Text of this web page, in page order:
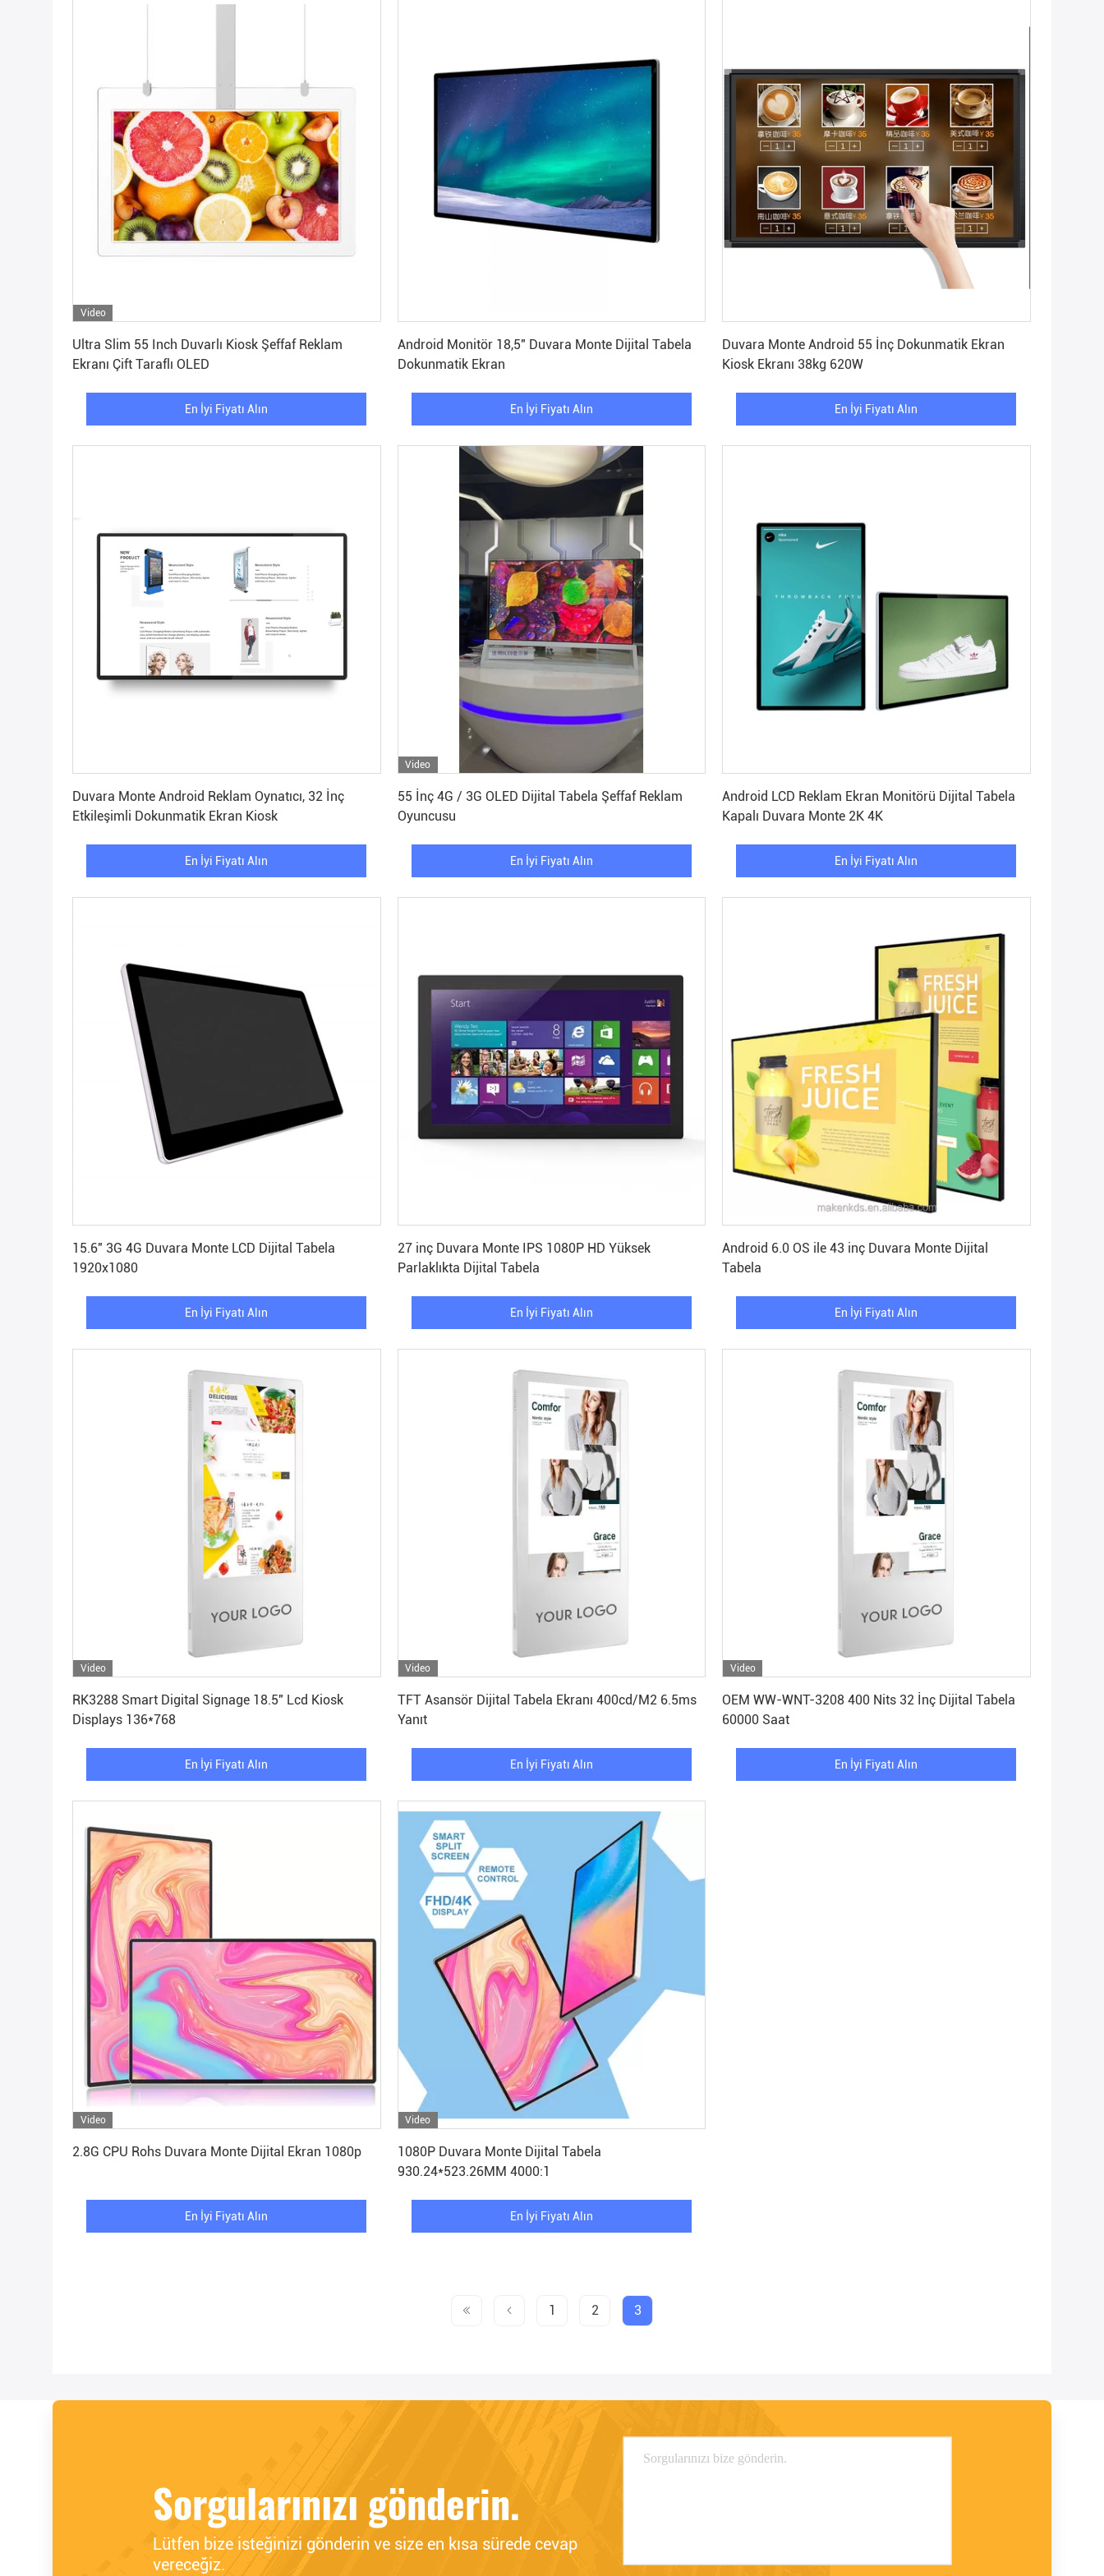
Video
Ultra Slim 55 Inch Duvarlı Kiosk Şeffaf Reklam
Ekranı Çift Taraflı OLED
En İyi Fiyatı Alın
Android Monitör 18,5" Duvara Monte Dijital Tabela
Dokunmatik Ekran
En İyi Fiyatı Alın
Duvara Monte Android 55 İnç Dokunmatik Ekran
Kiosk Ekranı 38kg 620W
En İyi Fiyatı Alın
Duvara Monte Android Reklam Oynatıcı, 32 İnç
Etkileşimli Dokunmatik Ekran Kiosk
En İyi Fiyatı Alın
Video
55 İnç 4G / 3G OLED Dijital Tabela Şeffaf Reklam
Oyuncusu
En İyi Fiyatı Alın
Android LCD Reklam Ekran Monitörü Dijital Tabela
Kapalı Duvara Monte 2K 4K
En İyi Fiyatı Alın
15.6" 3G 4G Duvara Monte LCD Dijital Tabela
1920x1080
En İyi Fiyatı Alın
27 inç Duvara Monte IPS 1080P HD Yüksek
Parlaklıkta Dijital Tabela
En İyi Fiyatı Alın
Android 6.0 OS ile 43 inç Duvara Monte Dijital
Tabela
En İyi Fiyatı Alın
Video
RK3288 Smart Digital Signage 18.5" Lcd Kiosk
Displays 136*768
En İyi Fiyatı Alın
Video
TFT Asansör Dijital Tabela Ekranı 400cd/M2 6.5ms
Yanıt
En İyi Fiyatı Alın
Video
OEM WW-WNT-3208 400 Nits 32 İnç Dijital Tabela
60000 Saat
En İyi Fiyatı Alın
Video
2.8G CPU Rohs Duvara Monte Dijital Ekran 1080p
En İyi Fiyatı Alın
Video
1080P Duvara Monte Dijital Tabela
930.24*523.26MM 4000:1
En İyi Fiyatı Alın
1 2 3
Sorgularınızı gönderin.
Lütfen bize isteğinizi gönderin ve size en kısa sürede cevap
vereceğiz.